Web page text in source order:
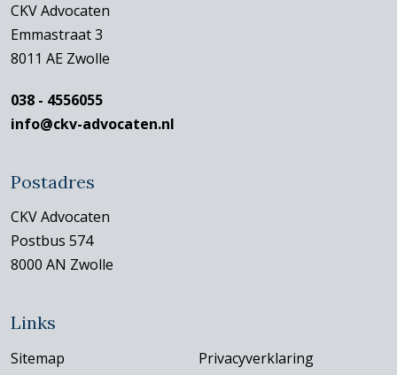
CKV Advocaten
Emmastraat 3
8011 AE Zwolle
038 - 4556055
info@ckv-advocaten.nl
Postadres
CKV Advocaten
Postbus 574
8000 AN Zwolle
Links
Sitemap
Privacyverklaring